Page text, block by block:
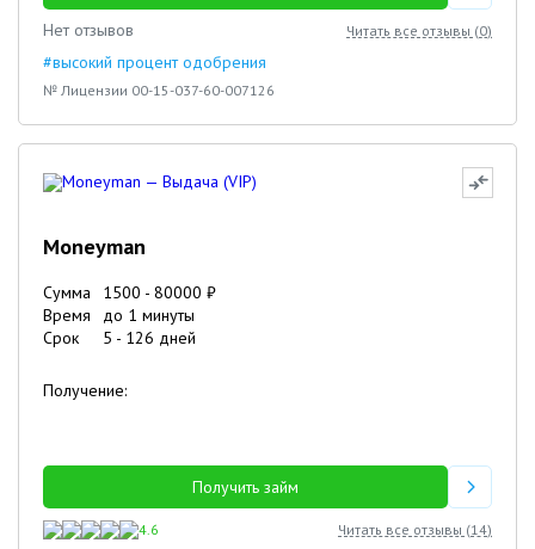
Нет отзывов
Читать все отзывы (0)
#высокий процент одобрения
№ Лицензии 00-15-037-60-007126
Moneyman
Сумма 1500 - 80000 ₽
Время
до 1 минуты
Срок
5 - 126 дней
Получение:
Получить займ
4.6 Читать все отзывы (14)